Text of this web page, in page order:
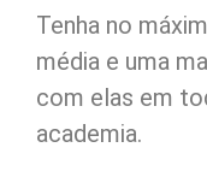
Tenha no
média e uma
com elas em
academia.